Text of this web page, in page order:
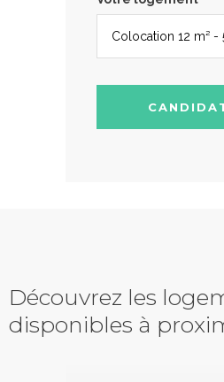
Découvrez les
disponibles à